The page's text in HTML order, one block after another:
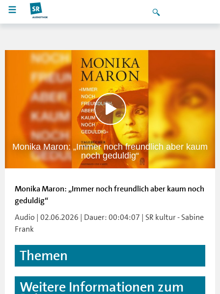
Monika Maron: „Immer noch freundlich aber kaum
noch geduldig“
Monika Maron: „Immer noch freundlich aber kaum noch
geduldig“
Audio | 02.06.2026 | Dauer: 00:04:07 | SR kultur - Sabine
Frank
Themen
Weitere Informationen zum